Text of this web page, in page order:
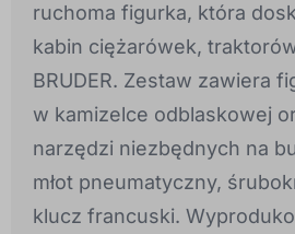
ruchoma figurka, która
kabin ciężarówek,
BRUDER. Zestaw zawiera
w kamizelce odblaskowej
narzędzi niezbędnych na
młot pneumatyczny,
klucz francuski.